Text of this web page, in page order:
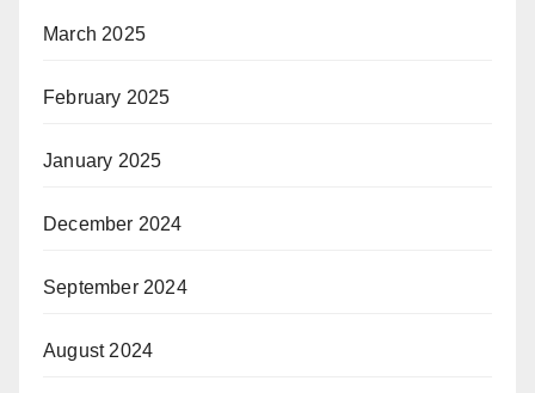
March 2025
February 2025
January 2025
December 2024
September 2024
August 2024